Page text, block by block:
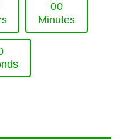
00
Minutes